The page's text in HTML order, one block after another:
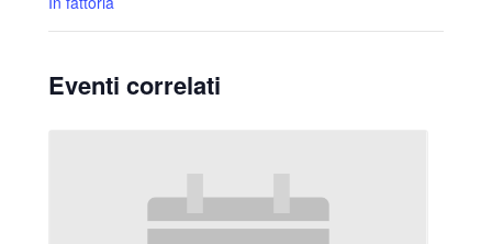
Eventi correlati